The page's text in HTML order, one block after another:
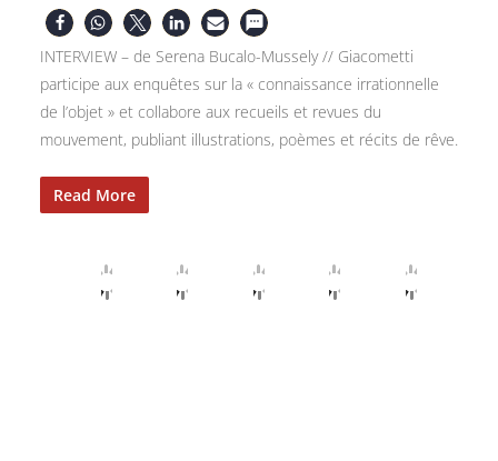
INTERVIEW – de Serena Bucalo-Mussely // Giacometti
participe aux enquêtes sur la « connaissance irrationnelle
de l’objet » et collabore aux recueils et revues du
mouvement, publiant illustrations, poèmes et récits de rêve.
Read More